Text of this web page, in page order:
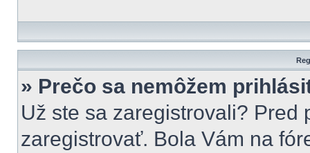
» Prečo sa nemôžem
Už ste sa zaregistrovali?
zaregistrovať. Bola Vám na